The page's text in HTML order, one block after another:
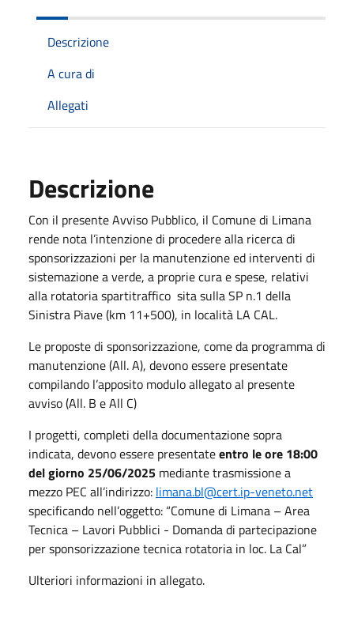
Descrizione
A cura di
Allegati
Descrizione
Con il presente Avviso Pubblico, il Comune di Limana
rende nota l’intenzione di procedere alla ricerca di
sponsorizzazioni per la manutenzione ed interventi di
sistemazione a verde, a proprie cura e spese, relativi
alla rotatoria spartitraffico sita sulla SP n.1 della
Sinistra Piave (km 11+500), in località LA CAL.
Le proposte di sponsorizzazione, come da programma di
manutenzione (All. A), devono essere presentate
compilando l’apposito modulo allegato al presente
avviso (All. B e All C)
I progetti, completi della documentazione sopra
indicata, devono essere presentateentro le ore 18:00
del giorno 25/06/2025 mediante trasmissione a
mezzo PEC all’indirizzo: limana.bl@cert.ip-veneto.net
specificando nell’oggetto: “Comune di Limana – Area
Tecnica – Lavori Pubblici - Domanda di partecipazione
per sponsorizzazione tecnica rotatoria in loc. La Cal”
Ulteriori informazioni in allegato.